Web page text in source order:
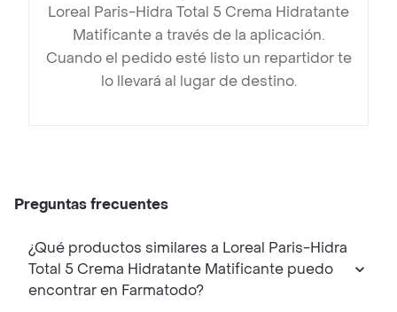
Loreal Paris-Hidra Total 5 Crema Hidratante
Matificante a través de la aplicación.
Cuando el pedido esté listo un repartidor te
lo llevará al lugar de destino.
Preguntas frecuentes
¿Qué productos similares a Loreal Paris-Hidra
Total 5 Crema Hidratante Matificante puedo
encontrar en Farmatodo?